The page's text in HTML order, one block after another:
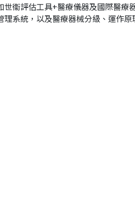
衞評估工具+醫療儀器及國際醫療
系統，以及醫療器械分級、運作原